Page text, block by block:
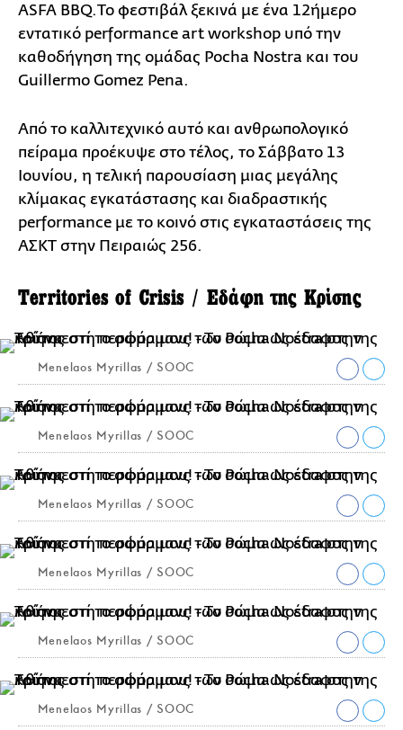
ASFA BBQ.Το φεστιβάλ ξεκινά με ένα 12ήμερο
εντατικό performance art workshop υπό την
καθοδήγηση της ομάδας Pocha Nostra και του
Guillermo Gomez Pena.
Από το καλλιτεχνικό αυτό και ανθρωπολογικό
πείραμα προέκυψε στο τέλος, το Σάββατο 13
Ιουνίου, η τελική παρουσίαση μιας μεγάλης
κλίμακας εγκατάστασης και διαδραστικής
performance με το κοινό στις εγκαταστάσεις της
ΑΣΚΤ στην Πειραιώς 256.
Territories of Crisis / Εδάφη της Κρίσης
Menelaos Myrillas / SOOC
Menelaos Myrillas / SOOC
Menelaos Myrillas / SOOC
Menelaos Myrillas / SOOC
Menelaos Myrillas / SOOC
Menelaos Myrillas / SOOC